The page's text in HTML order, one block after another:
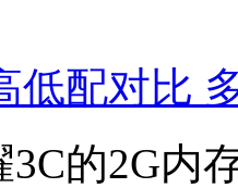
低配对比
3C的2G内